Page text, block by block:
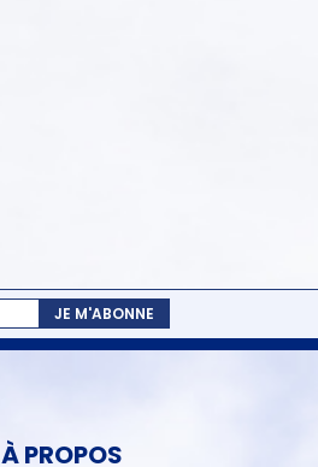
JE M'ABONNE
À PROPOS